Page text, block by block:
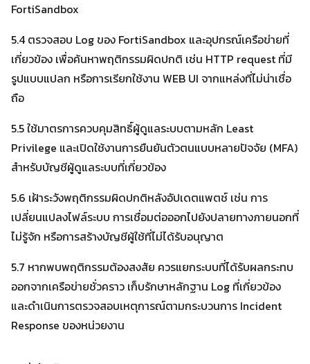
FortiSandbox
5.4 ตรวจสอบ Log ของ FortiSandbox และอุปกรณ์เครือข่ายที่
เกี่ยวข้อง เพื่อค้นหาพฤติกรรมผิดปกติ เช่น HTTP request ที่มี
รูปแบบแปลก หรือการเรียกใช้งาน WEB UI จากแหล่งที่ไม่น่าเชื่อ
ถือ
5.5 ใช้มาตรการควบคุมสิทธิ์ผู้ดูแลระบบตามหลัก Least
Privilege และเปิดใช้งานการยืนยันตัวตนแบบหลายปัจจัย (MFA)
สำหรับบัญชีผู้ดูแลระบบที่เกี่ยวข้อง
5.6 เฝ้าระวังพฤติกรรมผิดปกติหลังอัปเดตแพตช์ เช่น การ
เปลี่ยนแปลงไฟล์ระบบ การเชื่อมต่อออกไปยังปลายทางภายนอกที่
ไม่รู้จัก หรือการสร้างบัญชีผู้ใช้ที่ไม่ได้รับอนุญาต
5.7 หากพบพฤติกรรมต้องสงสัย ควรแยกระบบที่ได้รับผลกระทบ
ออกจากเครือข่ายชั่วคราว เก็บรักษาหลักฐาน Log ที่เกี่ยวข้อง
และดำเนินการตรวจสอบเหตุการณ์ตามกระบวนการ Incident
Response ของหน่วยงาน